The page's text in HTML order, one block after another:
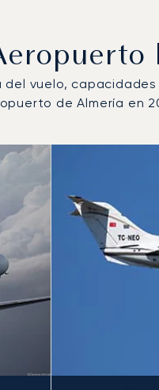
vuelo,
de Almería en
2025